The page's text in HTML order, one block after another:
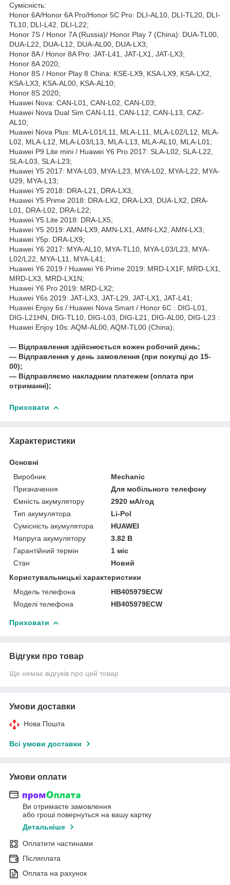
Сумісність:
Honor 6A/Honor 6A Pro/Honor 5C Pro: DLI-AL10, DLI-TL20, DLI-
TL10, DLI-L42, DLI-L22;
Honor 7S / Honor 7A (Russia)/ Honor Play 7 (China): DUA-TL00,
DUA-L22, DUA-L12, DUA-AL00, DUA-LX3;
Honor 8A / Honor 8A Pro: JAT-L41, JAT-LX1, JAT-LX3;
Honor 8A 2020;
Honor 8S / Honor Play 8 China: KSE-LX9, KSA-LX9, KSA-LX2,
KSA-LX3, KSA-AL00, KSA-AL10;
Honor 8S 2020;
Huawei Nova: CAN-L01, CAN-L02, CAN-L03;
Huawei Nova Dual Sim CAN-L11, CAN-L12, CAN-L13, CAZ-
AL10;
Huawei Nova Plus: MLA-L01/L11, MLA-L11, MLA-L02/L12, MLA-
L02, MLA-L12, MLA-L03/L13, MLA-L13, MLA-AL10, MLA-L01;
Huawei P9 Lite mini / Huawei Y6 Pro 2017: SLA-L02, SLA-L22,
SLA-L03, SLA-L23;
Huawei Y5 2017: MYA-L03, MYA-L23, MYA-L02, MYA-L22, MYA-
U29, MYA-L13;
Huawei Y5 2018: DRA-L21, DRA-LX3;
Huawei Y5 Prime 2018: DRA-LX2, DRA-LX3, DUA-LX2, DRA-
L01, DRA-L02, DRA-L22;
Huawei Y5 Lite 2018: DRA-LX5;
Huawei Y5 2019: AMN-LX9, AMN-LX1, AMN-LX2, AMN-LX3;
Huawei Y5p: DRA-LX9;
Huawei Y6 2017: MYA-AL10, MYA-TL10, MYA-L03/L23, MYA-
L02/L22, MYA-L11, MYA-L41;
Huawei Y6 2019 / Huawei Y6 Prime 2019: MRD-LX1F, MRD-LX1,
MRD-LX3, MRD-LX1N;
Huawei Y6 Pro 2019: MRD-LX2;
Huawei Y6s 2019: JAT-LX3, JAT-L29, JAT-LX1, JAT-L41;
Huawei Enjoy 6s / Huawei Nova Smart / Honor 6C : DIG-L01,
DIG-L21HN, DIG-TL10, DIG-L03, DIG-L21, DIG-AL00, DIG-L23 :
Huawei Enjoy 10s: AQM-AL00, AQM-TL00 (China);
― Відправлення здійснюється кожен робочий день;
― Відправлення у день замовлення (при покупці до 15-
00);
― Відправляємо накладним платежем (оплата при
отриманні);
Приховати
Характеристики
Основні
Виробник
Mechanic
Призначення
Для мобільного телефону
Ємність акумулятору
2920 мА/год
Тип акумулятора
Li-Pol
Сумісність акумулятора
HUAWEI
Напруга акумулятору
3.82 В
Гарантійний термін
1 міс
Стан
Новий
Користувальницькі характеристики
Модель телефона
HB405979ECW
Моделі телефона
HB405979ECW
Приховати
Відгуки про товар
Ще немає відгуків про цей товар
Умови доставки
Нова Пошта
Всі умови доставки
Умови оплати
Ви отримаєте замовлення
або гроші повернуться на вашу картку
Детальніше
Оплатити частинами
Післяплата
Оплата на рахунок